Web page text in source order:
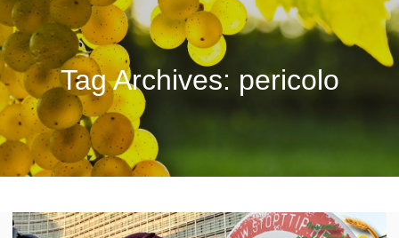
Tag Archives: pericolo